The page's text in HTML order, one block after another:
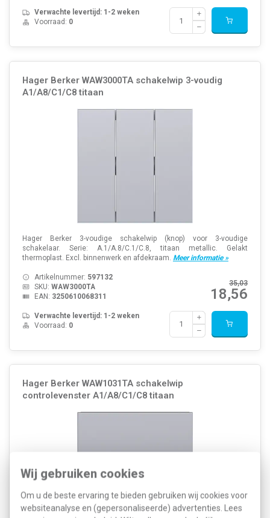
Wij gebruiken cookies
Om u de beste ervaring te bieden gebruiken wij cookies voor
websiteanalyse en (gepersonaliseerde) advertenties. Lees
Verwachte levertijd: 1-2 weken
Voorraad: 0
Hager Berker WAW3000TA schakelwip 3-voudig
A1/A8/C1/C8 titaan
Hager Berker 3-voudige schakelwip (knop) voor 3-voudige
schakelaar. Serie: A.1/A.8/C.1/C.8, titaan metallic. Gelakt
thermoplast. Excl. binnenwerk en afdekraam. Meer informatie »
35,03
18,56
Artikelnummer: 597132
SKU: WAW3000TA
EAN: 3250610068311
Verwachte levertijd: 1-2 weken
Voorraad: 0
Hager Berker WAW1031TA schakelwip
controlevenster A1/A8/C1/C8 titaan